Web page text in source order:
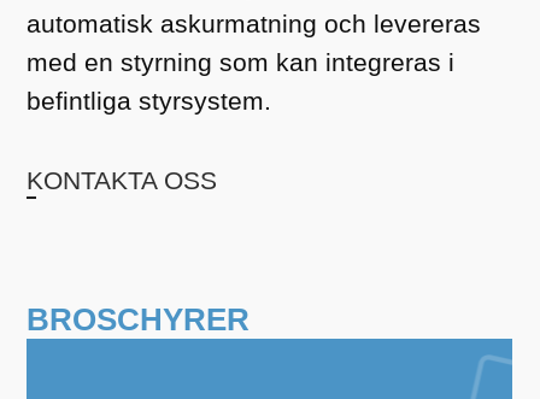
automatisk askurmatning och levereras
med en styrning som kan integreras i
befintliga styrsystem.
KONTAKTA OSS
BROSCHYRER